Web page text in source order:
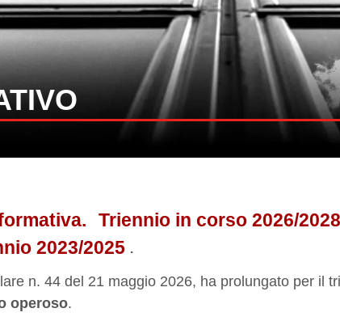
Triennio in corso 2026/2028
2023/2025 .
n. 44 del 21 maggio 2026, ha prolungato per il
operoso.